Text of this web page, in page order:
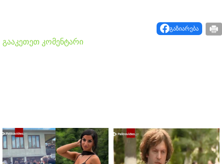
გაზიარება
გააკეთეთ კომენტარი